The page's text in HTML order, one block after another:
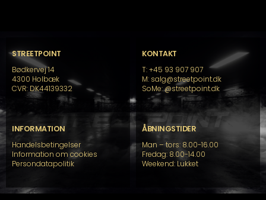
STREETPOINT
Bødkervej 14
4300 Holbæk
CVR: DK44139332
KONTAKT
T: +45 93 907 907
M: salg@streetpoint.dk
SoMe:@streetpoint.dk
INFORMATION
Handelsbetingelser
Information om cookies
Persondatapolitik
ÅBNINGSTIDER
Man – tors: 8.00-16.00
Fredag: 8.00-14.00
Weekend: Lukket